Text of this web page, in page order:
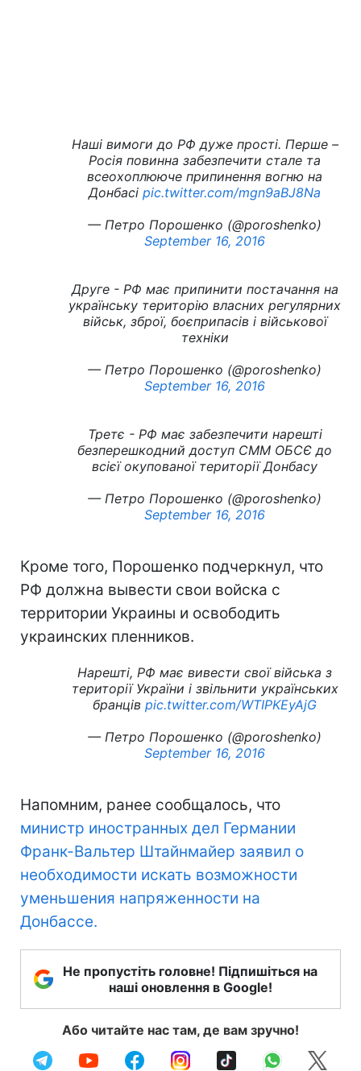
Наші вимоги до РФ дуже прості. Перше –
Росія повинна забезпечити стале та
всеохоплююче припинення вогню на
Донбасі pic.twitter.com/mgn9aBJ8Na
— Петро Порошенко (@poroshenko)
September 16, 2016
Друге - РФ має припинити постачання на
українську територію власних регулярних
військ, зброї, боєприпасів і військової
техніки
— Петро Порошенко (@poroshenko)
September 16, 2016
Третє - РФ має забезпечити нарешті
безперешкодний доступ СММ ОБСЄ до
всієї окупованої території Донбасу
— Петро Порошенко (@poroshenko)
September 16, 2016
Кроме того, Порошенко подчеркнул, что
РФ должна вывести свои войска с
территории Украины и освободить
украинских пленников.
Нарешті, РФ має вивести свої війська з
території України і звільнити українських
бранців pic.twitter.com/WTIPKEyAjG
— Петро Порошенко (@poroshenko)
September 16, 2016
Напомним, ранее сообщалось, что
министр иностранных дел Германии
Франк-Вальтер Штайнмайер заявил о
необходимости искать возможности
уменьшения напряженности на
Донбассе.
Не пропустіть головне! Підпишіться на
наші оновлення в Google!
Або читайте нас там, де вам зручно!